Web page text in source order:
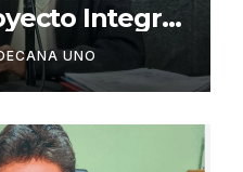
Integral
para
UNO